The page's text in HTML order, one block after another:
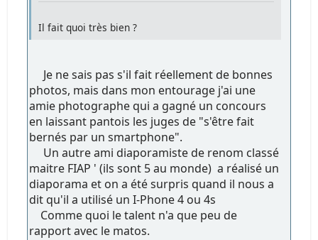
Il fait quoi très bien ?
Je ne sais pas s'il fait réellement de bonnes
photos, mais dans mon entourage j'ai une
amie photographe qui a gagné un concours
en laissant pantois les juges de "s'être fait
bernés par un smartphone".
Un autre ami diaporamiste de renom classé
maitre FIAP ' (ils sont 5 au monde) a réalisé un
diaporama et on a été surpris quand il nous a
dit qu'il a utilisé un I-Phone 4 ou 4s
Comme quoi le talent n'a que peu de
rapport avec le matos.